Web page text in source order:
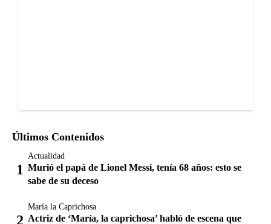
Últimos Contenidos
Actualidad
Murió el papá de Lionel Messi, tenía 68 años: esto se
sabe de su deceso
María la Caprichosa
Actriz de ‘María, la caprichosa’ habló de escena que